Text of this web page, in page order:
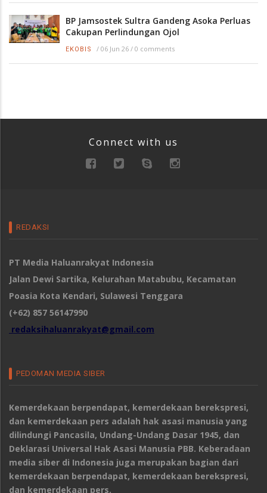
BP Jamsostek Sultra Gandeng Asoka Perluas
Cakupan Perlindungan Ojol
EKOBIS / 06 Jun 26 / 0 comments
Connect with us
REDAKSI
PT Media Haluanrakyat Indonesia
Jalan Dewi Sartika, Kelurahan Matabubu, Kecamatan
Poasia Kota Kendari, Sulawesi Tenggara
(+62) 857 56147990
redaksihaluanrakyat@gmail.com
PEDOMAN MEDIA SIBER
Kemerdekaan berpendapat, kemerdekaan berekspresi,
dan kemerdekaan pers adalah hak asasi manusia yang
dilindungi Pancasila, Undang-Undang Dasar 1945, dan
Deklarasi Universal Hak Asasi Manusia PBB. Keberadaan
media siber di Indonesia juga merupakan bagian dari
kemerdekaan berpendapat, kemerdekaan berekspresi,
dan kemerdekaan pers.